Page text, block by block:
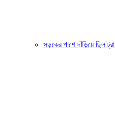
সড়কের পাশে দাঁড়িয়ে ছিল